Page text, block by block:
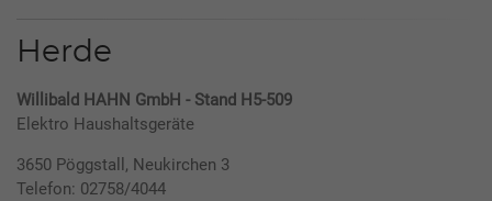
Herde
Willibald HAHN GmbH - Stand H5-509
Elektro Haushaltsgeräte
3650 Pöggstall, Neukirchen 3
Telefon: 02758/4044